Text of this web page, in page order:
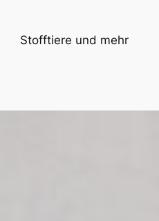
Stofftiere und mehr